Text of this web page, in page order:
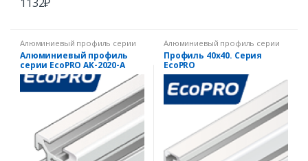
Алюминиевый профиль серии
EcoPRO
Алюминиевый профиль
серии EcoPRO AK-2020-A
Алюминиевый профиль серии
EcoPRO
Профиль 40х40. Серия
EcoPRO